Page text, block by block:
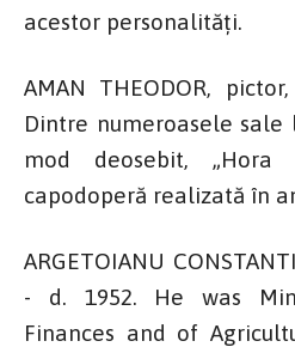
acestor personalități.
AMAN THEODOR,
Dintre numeroasele sale
mod deosebit, „Hora
capodoperă realizată în
ARGETOIANU
- d. 1952. He was
Finances and of